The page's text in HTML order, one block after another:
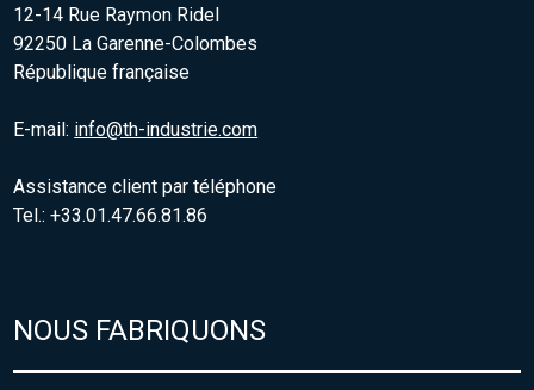
12-14 Rue Raymon Ridel
92250 La Garenne-Colombes
République française
E-mail: info@th-industrie.com
Assistance client par téléphone
Tel.: +33.01.47.66.81.86
NOUS FABRIQUONS